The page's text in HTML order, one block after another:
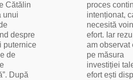
Cătălin
unui
despre
puternice
de
După
proces
intenționat,
necesită
efort. Iar
am observat
pe măsura
investiției
efort ești